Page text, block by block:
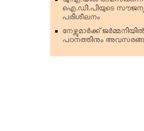
ഐ.ഡി.പിയുടെ
പരിശീലനം
നേഴ്സുമാര്‍ക്ക് ജര്‍മ്മനിയില്‍
പഠനത്തിനും